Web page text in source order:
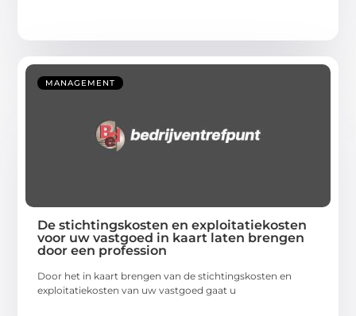
MANAGEMENT
De stichtingskosten en exploitatiekosten
voor uw vastgoed in kaart laten brengen
door een profession
Door het in kaart brengen van de stichtingskosten en
exploitatiekosten van uw vastgoed gaat u